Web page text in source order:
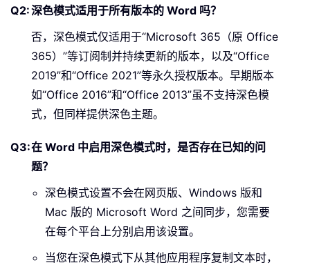
深色模式适用于所有版本的 Word 吗？
否，深色模式仅适用于“Microsoft 365（原 Office
365）”等订阅制并持续更新的版本，以及“Office
2019”和“Office 2021”等永久授权版本。早期版本
如“Office 2016”和“Office 2013”虽不支持深色模
式，但同样提供深色主题。
在 Word 中启用深色模式时，是否存在已知的问
题？
深色模式设置不会在网页版、Windows 版和
Mac 版的 Microsoft Word 之间同步，您需要
在每个平台上分别启用该设置。
当您在深色模式下从其他应用程序复制文本时，